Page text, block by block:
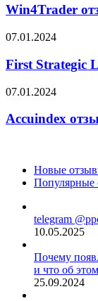
платят
нет?
Win4Trader
First
Limited
отзывы,
платят
или
нет?
07.01.2024
First Strategic
Accuindex
платят
07.01.2024
Accuindex
Новые
Популярные
telegram
10.05.2025
Почему
и что об
25.09.2024